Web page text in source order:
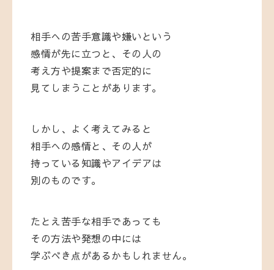
相手への苦手意識や嫌いという
感情が先に立つと、その人の
考え方や提案まで否定的に
見てしまうことがあります。
しかし、よく考えてみると
相手への感情と、その人が
持っている知識やアイデアは
別のものです。
たとえ苦手な相手であっても
その方法や発想の中には
学ぶべき点があるかもしれません。